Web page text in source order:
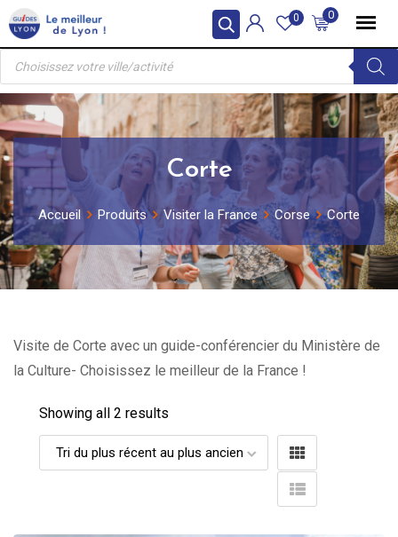
Skip
to
content
0
0
Recherche
produits
Corte
Accueil Produits Visiter la France Corse Corte
Visite de Corte avec un guide-conférencier du Ministère de
la Culture- Choisissez le meilleur de la France !
Showing all 2 results